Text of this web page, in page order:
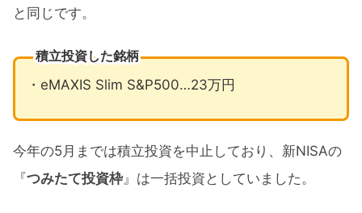
と同じです。
積立投資した銘柄
・eMAXIS Slim S&P500…23万円
今年の5月までは積立投資を中止しており、新NISAの
『つみたて投資枠』は一括投資としていました。